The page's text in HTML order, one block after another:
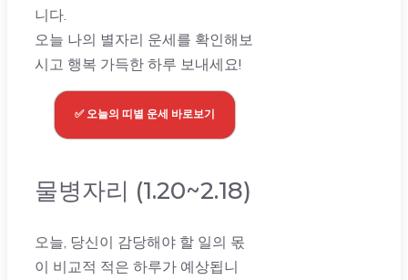
니다.
오늘 나의 별자리 운세를 확인해보
시고 행복 가득한 하루 보내세요!
✅ 오늘의 띠별 운세 바로보기
물병자리 (1.20~2.18)
오늘, 당신이 감당해야 할 일의 몫
이 비교적 적은 하루가 예상됩니